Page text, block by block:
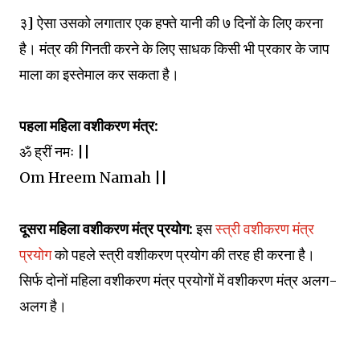
३] ऐसा उसको लगातार एक हफ्ते यानी की ७ दिनों के लिए करना
है। मंत्र की गिनती करने के लिए साधक किसी भी प्रकार के जाप
माला का इस्तेमाल कर सकता है।
पहला महिला वशीकरण मंत्र:
ॐ ह्रीं नमः ||
Om Hreem Namah ||
दूसरा महिला वशीकरण मंत्र प्रयोग:इसस्त्री वशीकरण मंत्र
प्रयोगको पहले स्त्री वशीकरण प्रयोग की तरह ही करना है।
सिर्फ दोनों महिला वशीकरण मंत्र प्रयोगों में वशीकरण मंत्र अलग-
अलग है।